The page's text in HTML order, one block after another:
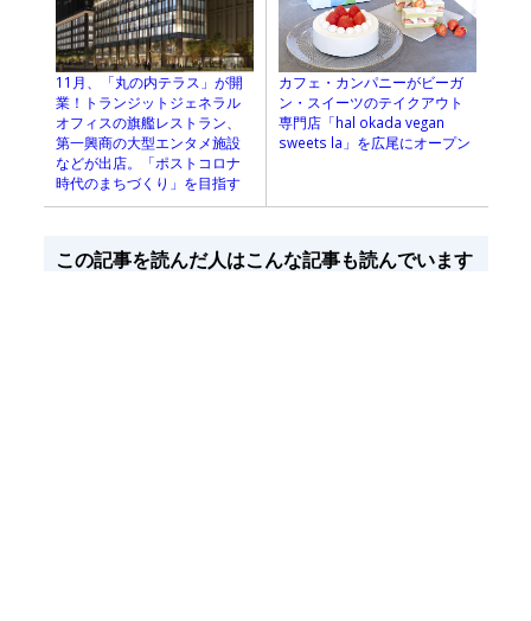
11月、「丸の内テラス」が開
業！トランジットジェネラル
オフィスの旗艦レストラン、
第一興商の大型エンタメ施設
などが出店。「ポストコロナ
時代のまちづくり」を目指す
カフェ・カンパニーがビーガ
ン・スイーツのテイクアウト
専門店「hal okada vegan
sweets la」を広尾にオープン
この記事を読んだ人はこんな記事も読んでいます